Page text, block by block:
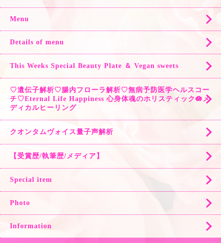
Menu
Details of menu
This Weeks Special Beauty Plate ＆ Vegan sweets
♡遺伝子解析♡腸内フローラ解析♡無病予防医学ヘルスコー
チ♡Eternal Life Happiness 心身体魂のホリスティック🪷メ
ディカルヒーリング
クオンタムヴォイス量子声解析
【受賞歴/執筆歴/メディア】
Special item
Photo
Information